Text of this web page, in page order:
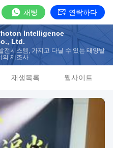
채팅 연락하다
Intelligence
Ltd.
전시스템, 가지고 다닐 수 있는 태양발
의 제조사
재생목록 웹사이트